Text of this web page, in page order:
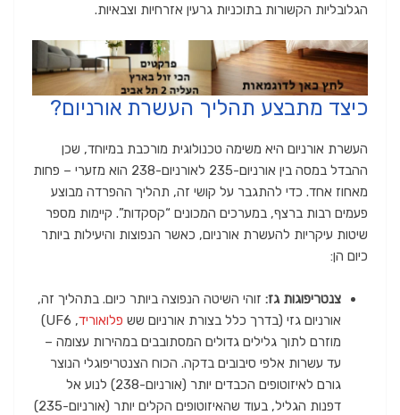
הגלובליות הקשורות בתוכניות גרעין אזרחיות וצבאיות.
כיצד מתבצע תהליך העשרת אורניום?
העשרת אורניום היא משימה טכנולוגית מורכבת במיוחד, שכן
ההבדל במסה בין אורניום-235 לאורניום-238 הוא מזערי – פחות
מאחוז אחד. כדי להתגבר על קושי זה, תהליך ההפרדה מבוצע
פעמים רבות ברצף, במערכים המכונים “קסקדות”. קיימות מספר
שיטות עיקריות להעשרת אורניום, כאשר הנפוצות והיעילות ביותר
כיום הן:
צנטריפוגות גז: זוהי השיטה הנפוצה ביותר כיום. בתהליך זה,
אורניום גזי (בדרך כלל בצורת אורניום שש פלואוריד
, UF6)
מוזרם לתוך גלילים גדולים המסתובבים במהירות עצומה –
עד עשרות אלפי סיבובים בדקה. הכוח הצנטריפוגלי הנוצר
גורם לאיזוטופים הכבדים יותר (אורניום-238) לנוע אל
דפנות הגליל, בעוד שהאיזוטופים הקלים יותר (אורניום-235)